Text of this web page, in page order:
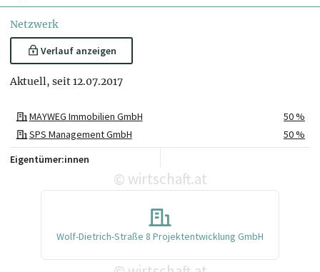
Netzwerk
Verlauf anzeigen
Aktuell, seit 12.07.2017
MAYWEG Immobilien GmbH
50 %
SPS Management GmbH
50 %
Eigentümer:innen
© wirtschaft.at
Wolf-Dietrich-Straße 8 Projektentwicklung GmbH